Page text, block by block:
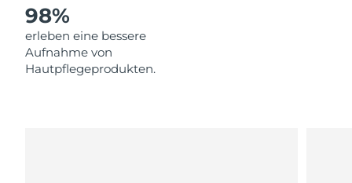
98%
erleben eine bessere
Aufnahme von
Hautpflegeprodukten.
Macau
Malaysia